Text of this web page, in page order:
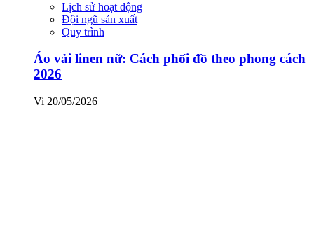
Lịch sử hoạt động
Đội ngũ sản xuất
Quy trình
Áo vải linen nữ: Cách phối đồ theo phong cách
2026
Vi 20/05/2026